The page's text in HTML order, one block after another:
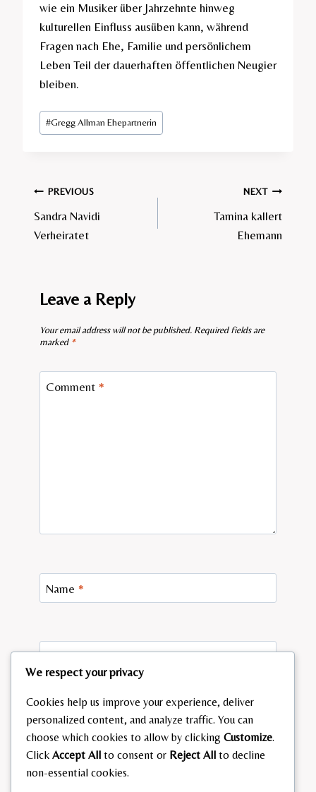
wie ein Musiker über Jahrzehnte hinweg
kulturellen Einfluss ausüben kann, während
Fragen nach Ehe, Familie und persönlichem
Leben Teil der dauerhaften öffentlichen Neugier
bleiben.
Post
Tags:
#Gregg Allman Ehepartnerin
Post
navigation
PREVIOUS
Sandra Navidi
Verheiratet
NEXT
Tamina kallert
Ehemann
Leave a Reply
Your email address will not be published. Required fields are
marked *
Comment *
Name *
Email*
Website
Save my name, email, and website in this browser
for the next time I comment.
We respect your privacy
Cookies help us improve your experience, deliver
personalized content, and analyze traffic. You can
choose which cookies to allow by clicking Customize.
Click Accept All to consent or Reject All to decline
non-essential cookies.